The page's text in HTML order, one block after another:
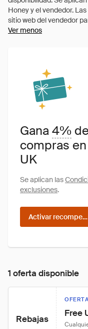
Ver menos
Gana4%
compras
UK
Se aplican las
exclusiones.
Activar
1 oferta disponible
Rebajas
Free